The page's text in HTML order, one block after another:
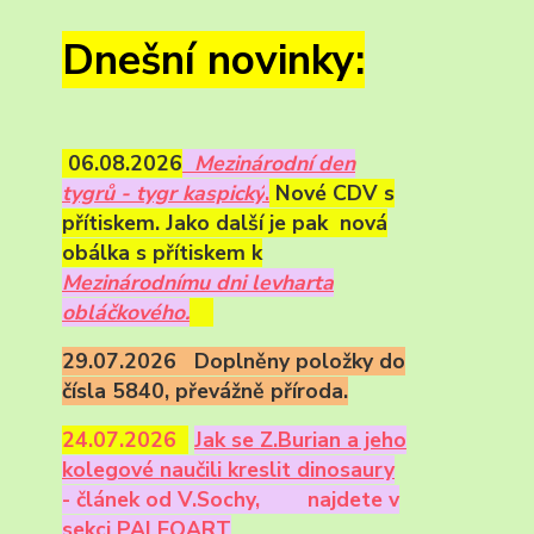
Dnešní novinky:
06.08.2026 Mezinárodní den
tygrů - tygr kaspický. Nové CDV s
přítiskem. Jako další je pak nová
obálka s přítiskem k
Mezinárodnímu dni levharta
obláčkového.
29.07.2026 Doplněny položky do
čísla 5840, převážně příroda.
24.07.2026
Jak se Z.Burian a jeho
kolegové naučili kreslit dinosaury
- článek od V.Sochy,
najdete v